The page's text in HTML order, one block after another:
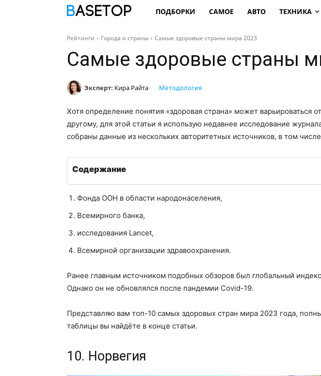
ПОДБОРКИ САМОЕ АВТО ТЕХНИКА
Рейтинги Города и страны Самые здоровые страны мира 2023
Самые здоровые страны
Эксперт: Кира Райта Методология
Хотя определение понятия «здоровая страна» может варьироваться
другому, для этой статьи я использую недавнее исследование
собраны данные из нескольких авторитетных источников, в том
Содержание
Фонда ООН в области народонаселения,
Всемирного банка,
исследования Lancet,
Всемирной организации здравоохранения.
Ранее главным источником подобных обзоров был глобальный
Однако он не обновлялся после пандемии Covid-19.
Представляю вам топ-10 самых здоровых стран мира 2023 года,
таблицы вы найдёте в конце статьи.
10. Норвегия